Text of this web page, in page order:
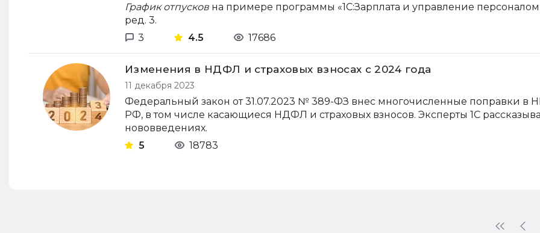
График отпусков на примере программы «1С:Зарплата и управление персоналом
ред. 3.
3
4.5 17686
Изменения в НДФЛ и страховых взносах с 2024 года
11 декабря 2023
Федеральный закон от 31.07.2023 № 389-ФЗ внес многочисленные поправки в
РФ, в том числе касающиеся НДФЛ и страховых взносов. Эксперты 1С
нововведениях.
5
18783